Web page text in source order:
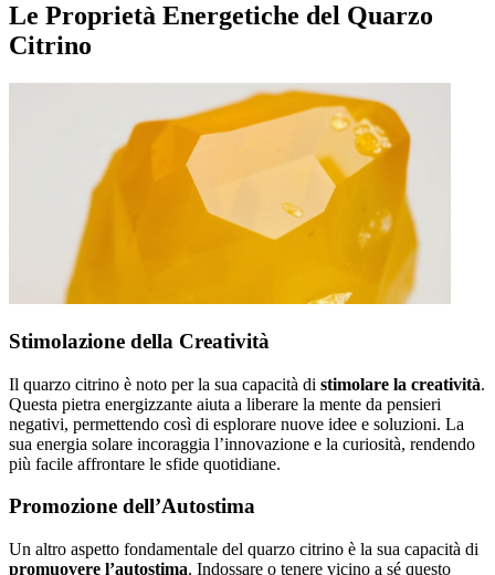
Le Proprietà Energetiche del Quarzo
Citrino
Stimolazione della Creatività
Il quarzo citrino è noto per la sua capacità di stimolare la creatività.
Questa pietra energizzante aiuta a liberare la mente da pensieri
negativi, permettendo così di esplorare nuove idee e soluzioni. La
sua energia solare incoraggia l’innovazione e la curiosità, rendendo
più facile affrontare le sfide quotidiane.
Promozione dell’Autostima
Un altro aspetto fondamentale del quarzo citrino è la sua capacità di
promuovere l’autostima. Indossare o tenere vicino a sé questo